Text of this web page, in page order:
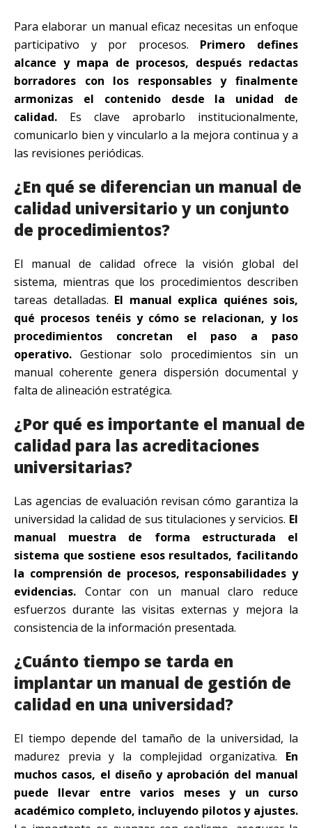
Para elaborar un manual eficaz necesitas un enfoque
participativo y por procesos. Primero defines
alcance y mapa de procesos, después redactas
borradores con los responsables y finalmente
armonizas el contenido desde la unidad de
calidad. Es clave aprobarlo institucionalmente,
comunicarlo bien y vincularlo a la mejora continua y a
las revisiones periódicas.
¿En qué se diferencian un manual de
calidad universitario y un conjunto
de procedimientos?
El manual de calidad ofrece la visión global del
sistema, mientras que los procedimientos describen
tareas detalladas. El manual explica quiénes sois,
qué procesos tenéis y cómo se relacionan, y los
procedimientos concretan el paso a paso
operativo. Gestionar solo procedimientos sin un
manual coherente genera dispersión documental y
falta de alineación estratégica.
¿Por qué es importante el manual de
calidad para las acreditaciones
universitarias?
Las agencias de evaluación revisan cómo garantiza la
universidad la calidad de sus titulaciones y servicios. El
manual muestra de forma estructurada el
sistema que sostiene esos resultados, facilitando
la comprensión de procesos, responsabilidades y
evidencias. Contar con un manual claro reduce
esfuerzos durante las visitas externas y mejora la
consistencia de la información presentada.
¿Cuánto tiempo se tarda en
implantar un manual de gestión de
calidad en una universidad?
El tiempo depende del tamaño de la universidad, la
madurez previa y la complejidad organizativa. En
muchos casos, el diseño y aprobación del manual
puede llevar entre varios meses y un curso
académico completo, incluyendo pilotos y ajustes.